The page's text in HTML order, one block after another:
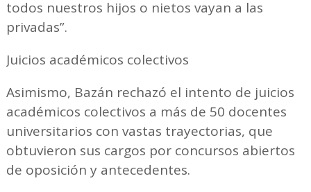
todos nuestros hijos o nietos vayan a las
privadas”.
Juicios académicos colectivos
Asimismo, Bazán rechazó el intento de juicios
académicos colectivos a más de 50 docentes
universitarios con vastas trayectorias, que
obtuvieron sus cargos por concursos abiertos
de oposición y antecedentes.